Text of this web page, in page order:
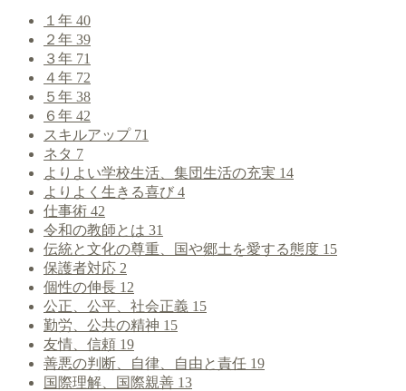
１年 40
２年 39
３年 71
４年 72
５年 38
６年 42
スキルアップ 71
ネタ 7
よりよい学校生活、集団生活の充実 14
よりよく生きる喜び 4
仕事術 42
令和の教師とは 31
伝統と文化の尊重、国や郷土を愛する態度 15
保護者対応 2
個性の伸長 12
公正、公平、社会正義 15
勤労、公共の精神 15
友情、信頼 19
善悪の判断、自律、自由と責任 19
国際理解、国際親善 13